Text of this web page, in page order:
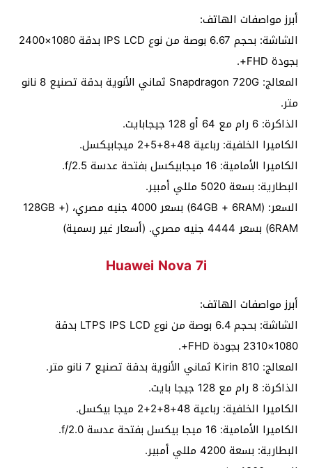
أبرز مواصفات الهاتف:
الشاشة: بحجم 6.67 بوصة من نوع IPS LCD بدقة 1080×2400
بجودة FHD+.
المعالج: Snapdragon 720G ثماني الأنوية بدقة تصنيع 8 نانو
متر.
الذاكرة: 6 رام مع 64 أو 128 جيجابايت.
الكاميرا الخلفية: رباعية 48+8+5+2 ميجابيكسل.
الكاميرا الأمامية: 16 ميجابيكسل بفتحة عدسة f/2.5.
البطارية: بسعة 5020 مللي أمبير.
السعر: (64GB + 6RAM) بسعر 4000 جنيه مصري، (128GB +
6RAM) بسعر 4444 جنيه مصري. (أسعار غير رسمية)
Huawei Nova 7i
أبرز مواصفات الهاتف:
الشاشة: بحجم 6.4 بوصة من نوع LTPS IPS LCD بدقة
1080×2310 بجودة FHD+.
المعالج: Kirin 810 ثماني الأنوية بدقة تصنيع 7 نانو متر.
الذاكرة: 8 رام مع 128 جيجا بايت.
الكاميرا الخلفية: رباعية 48+8+2+2 ميجا بيكسل.
الكاميرا الأمامية: 16 ميجا بيكسل بفتحة عدسة f/2.0.
البطارية: بسعة 4200 مللي أمبير.